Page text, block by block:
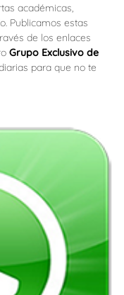
académicas,
Publicamos estas
de los enlaces
Grupo Exclusivo de
para que no te